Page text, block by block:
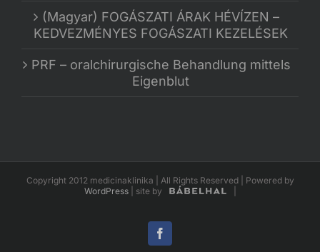
(Magyar) FOGÁSZATI ÁRAK HÉVÍZEN –
KEDVEZMÉNYES FOGÁSZATI KEZELÉSEK
PRF – oralchirurgische Behandlung mittels
Eigenblut
Copyright 2012 medicinaklinika | All Rights Reserved | Powered by
WordPress| site by
Facebook